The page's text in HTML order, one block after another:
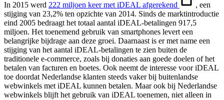
In 2015 werd 222 miljoen keer met iDEAL afgerekend
, een
stijging van 23,2% ten opzichte van 2014. Sinds de marktintroductie
eind 2005 bedraagt het totaal aantal iDEAL-betalingen 917,5
miljoen. Het toenemend gebruik van smartphones levert een
belangrijke bijdrage aan deze groei. Daarnaast is er met name een
stijging van het aantal iDEAL-betalingen te zien buiten de
traditionele e-commerce, zoals bij donaties aan goede doelen of het
betalen van facturen en boetes. Ook neemt de interesse voor iDEAL
toe doordat Nederlandse klanten steeds vaker bij buitenlandse
webwinkels met iDEAL kunnen betalen. Maar ook bij Nederlandse
webwinkels blijft het gebruik van iDEAL toenemen, niet alleen in